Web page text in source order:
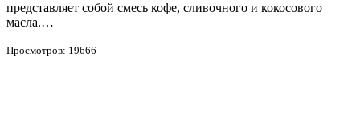
представляет собой смесь кофе, сливочного и кокосового
масла.…
Просмотров: 19666